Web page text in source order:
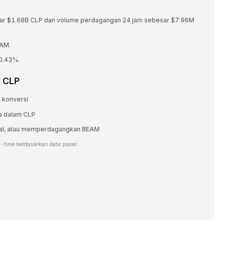
$1.68B CLP dan volume perdagangan 24 jam sebesar $7.96M
konversi
dalam CLP
atau memperdagangkan BEAM
time berdasarkan data pasar.